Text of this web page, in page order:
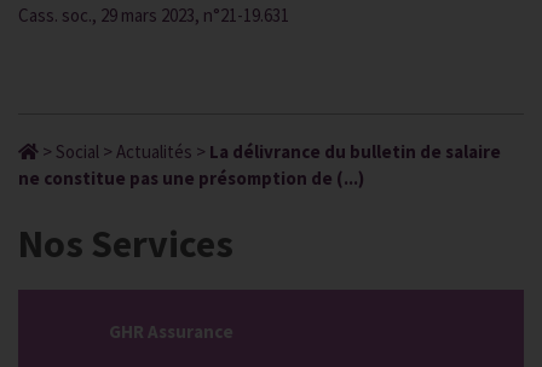
Cass. soc., 29 mars 2023, n°21-19.631
> Social > Actualités > La délivrance du bulletin de salaire
ne constitue pas une présomption de (...)
Nos Services
GHR Assurance